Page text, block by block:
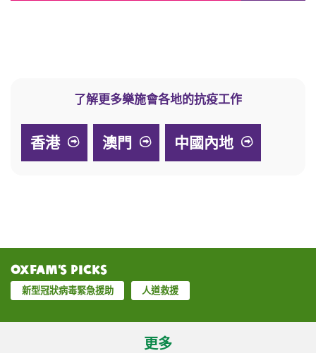
了解更多樂施會各地的抗疫工作
香港 澳門 中國內地
Oxfam’s Picks
新型冠狀病毒緊急援助 人道救援
更多